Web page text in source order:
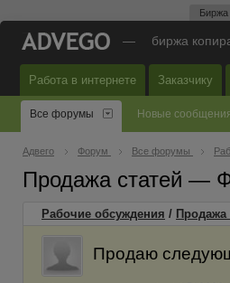
Биржа
— биржа
Работа в интернете Заказчику
Все форумы Новые
Адвего Форум Все форумы
Продажа статей —
Рабочие обсуждения / Продажа
Продаю